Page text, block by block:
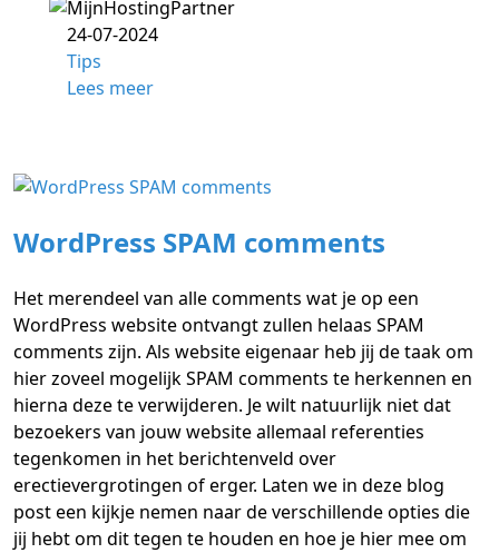
24-07-2024
Tips
Lees meer
WordPress SPAM comments
Het merendeel van alle comments wat je op een
WordPress website ontvangt zullen helaas SPAM
comments zijn. Als website eigenaar heb jij de taak om
hier zoveel mogelijk SPAM comments te herkennen en
hierna deze te verwijderen. Je wilt natuurlijk niet dat
bezoekers van jouw website allemaal referenties
tegenkomen in het berichtenveld over
erectievergrotingen of erger. Laten we in deze blog
post een kijkje nemen naar de verschillende opties die
jij hebt om dit tegen te houden en hoe je hier mee om